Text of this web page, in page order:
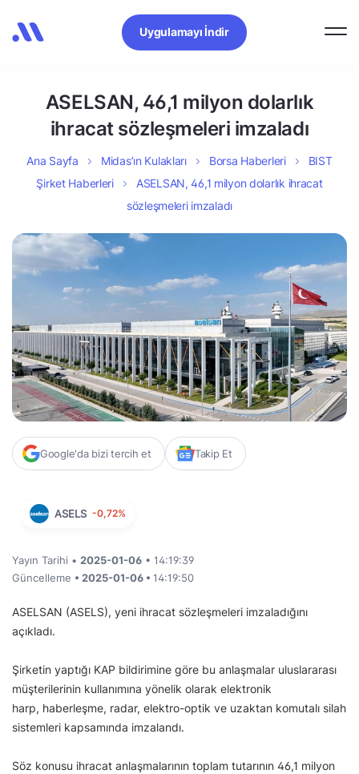
Uygulamayı İndir
ASELSAN, 46,1 milyon dolarlık
ihracat sözleşmeleri imzaladı
Ana Sayfa Midas’ın Kulakları Borsa Haberleri
BIST
Şirket Haberleri
ASELSAN, 46,1 milyon dolarlık ihracat
sözleşmeleri imzaladı
Google'da bizi tercih et Takip Et
ASELS -0,72%
Yayın Tarihi • 2025-01-06 • 14:19:39
Güncelleme • 2025-01-06 • 14:19:50
ASELSAN (ASELS), yeni ihracat sözleşmeleri imzaladığını
açıkladı.
Şirketin yaptığı KAP bildirimine göre bu anlaşmalar uluslararası
müşterilerinin kullanımına yönelik olarak elektronik
harp, haberleşme, radar, elektro-optik ve uzaktan komutalı silah
sistemleri kapsamında imzalandı.
Söz konusu ihracat anlaşmalarının toplam tutarının 46,1 milyon